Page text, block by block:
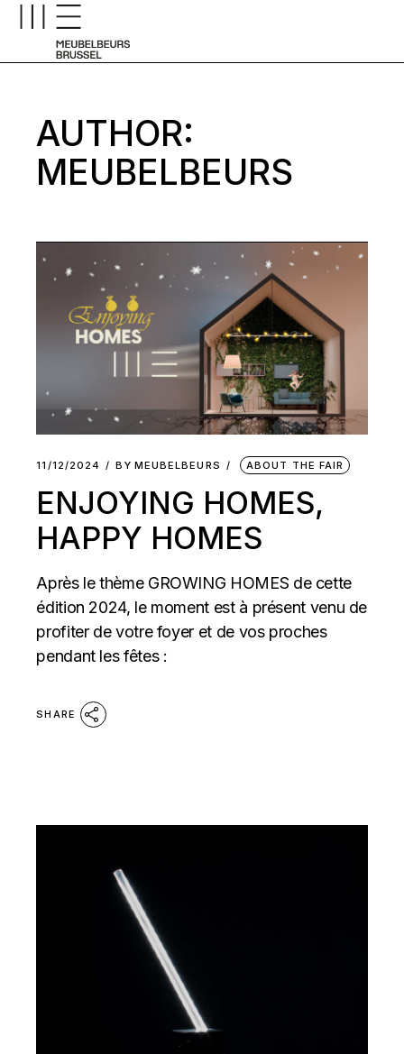
Skip
AUTHOR:
MEUBELBEURS
11/12/2024 BY MEUBELBEURS ABOUT THE FAIR
ENJOYING HOMES,
HAPPY HOMES
Après le thème GROWING HOMES de cette
édition 2024, le moment est à présent venu de
profiter de votre foyer et de vos proches
pendant les fêtes :
SHARE